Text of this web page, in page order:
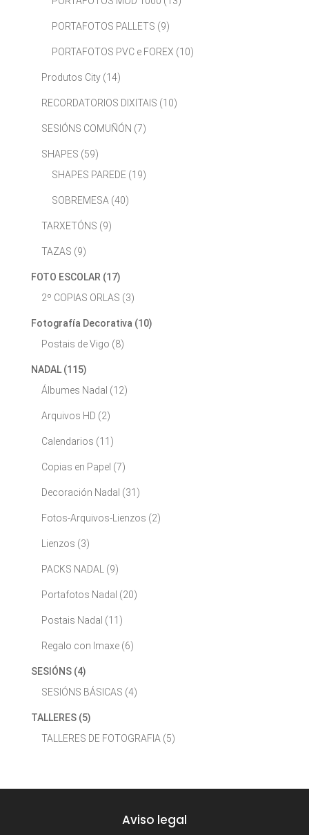
PORTAFOTOS PALLETS (9)
PORTAFOTOS PVC e FOREX (10)
Produtos City (14)
RECORDATORIOS DIXITAIS (10)
SESIÓNS COMUÑÓN (7)
SHAPES (59)
SHAPES PAREDE (19)
SOBREMESA (40)
TARXETÓNS (9)
TAZAS (9)
FOTO ESCOLAR (17)
2º COPIAS ORLAS (3)
Fotografía Decorativa (10)
Postais de Vigo (8)
NADAL (115)
Álbumes Nadal (12)
Arquivos HD (2)
Calendarios (11)
Copias en Papel (7)
Decoración Nadal (31)
Fotos-Arquivos-Lienzos (2)
Lienzos (3)
PACKS NADAL (9)
Portafotos Nadal (20)
Postais Nadal (11)
Regalo con Imaxe (6)
SESIÓNS (4)
SESIÓNS BÁSICAS (4)
TALLERES (5)
TALLERES DE FOTOGRAFIA (5)
Aviso legal